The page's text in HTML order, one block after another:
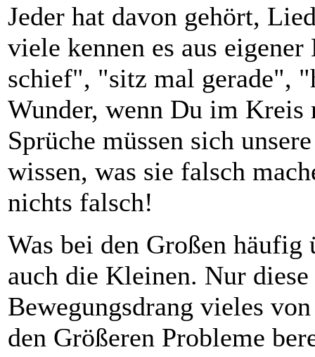
Jeder hat davon gehört,
viele kennen es aus
schief", "sitz mal gerade",
Wunder, wenn Du im
Sprüche müssen sich
wissen, was sie falsch
nichts falsch!
Was bei den Großen
auch die Kleinen. Nur
Bewegungsdrang vieles
den Größeren Probleme